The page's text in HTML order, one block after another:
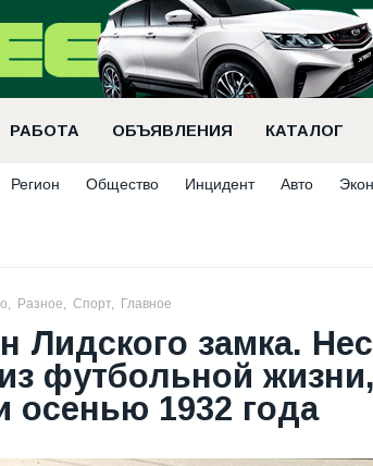
РАБОТА ОБЪЯВЛЕНИЯ КАТАЛОГ
Регион Общество Инцидент Авто
, Разное, Спорт, Главное
Лидского замка.
футбольной
осенью 1932 года